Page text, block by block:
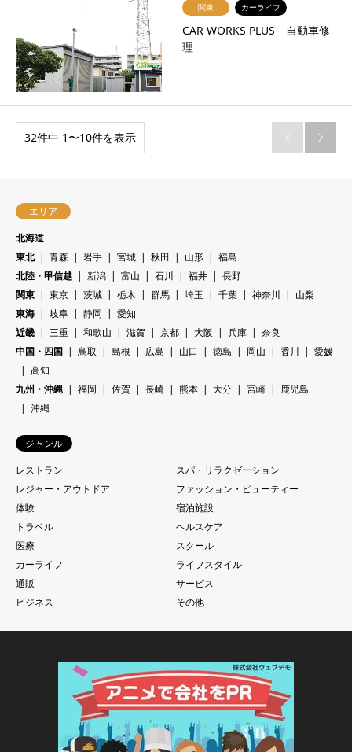
関東 カーライフ
CAR WORKS PLUS 自動車修
理
32件中 1〜10件を表示  
エリア
北海道
東北
青森 岩手 宮城 秋田 山形
福島
北陸・甲信越
新潟 富山 石川 福井
長野
関東
東京 茨城 栃木 群馬 埼玉 千葉 神奈川
山梨
東海
岐阜 静岡
愛知
近畿
三重 和歌山 滋賀 京都 大阪 兵庫
奈良
中国・四国
鳥取 島根 広島 山口 徳島 岡山 香川
愛媛
高知
九州・沖縄
福岡 佐賀 長崎 熊本 大分 宮崎
鹿児島
沖縄
ジャンル
レストラン
スパ・リラクゼーション
レジャー・アウトドア
ファッション・ビューティー
体験
宿泊施設
トラベル
ヘルスケア
医療
スクール
カーライフ
ライフスタイル
通販
サービス
ビジネス
その他